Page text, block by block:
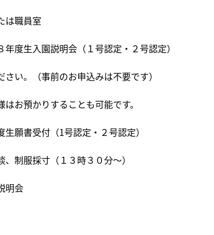
は職員室
度生入園説明会（１号認定・２号認定）
い。（事前のお申込みは不要です）
お預かりすることも可能です。
願書受付（1号認定・２号認定）
制服採寸（１３時３０分～）
明会